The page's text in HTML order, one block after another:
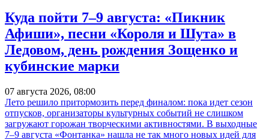
Куда пойти 7–9 августа: «Пикник
Афиши», песни «Короля и Шута» в
Ледовом, день рождения Зощенко и
кубинские марки
07 августа 2026, 08:00
Лето решило притормозить перед финалом: пока идет сезон
отпусков, организаторы культурных событий не слишком
загружают горожан творческими активностями. В выходные
7–9 августа «Фонтанка» нашла не так много новых идей для